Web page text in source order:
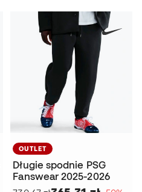
OUTLET
Długie spodnie PSG
Fanswear 2025-2026